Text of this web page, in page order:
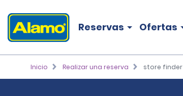
Reservas Ofertas
Inicio Realizar una reserva store finder